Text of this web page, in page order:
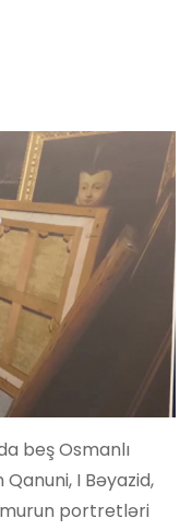
beş Osmanlı
I Bəyazid,
portretləri